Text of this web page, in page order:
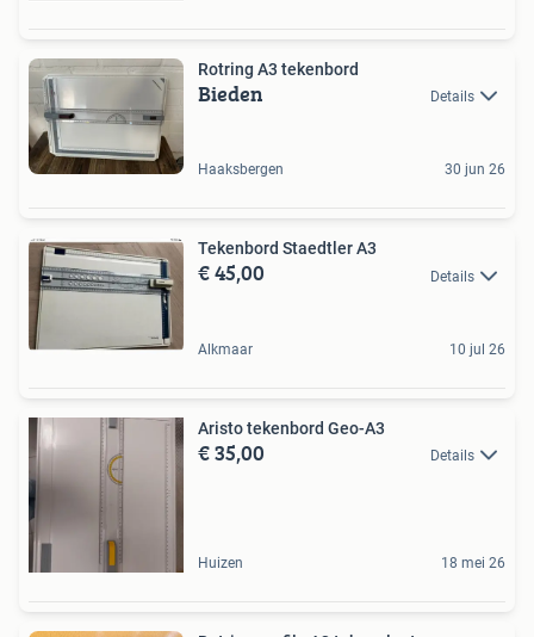
Rotring A3 tekenbord
Bieden Details
Haaksbergen 30 jun 26
Tekenbord Staedtler A3
€ 45,00 Details
Alkmaar 10 jul 26
Aristo tekenbord Geo-A3
€ 35,00 Details
Huizen 18 mei 26